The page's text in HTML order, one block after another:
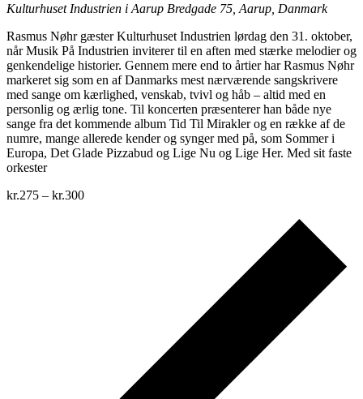
Kulturhuset Industrien i Aarup Bredgade 75, Aarup, Danmark
Rasmus Nøhr gæster Kulturhuset Industrien lørdag den 31. oktober,
når Musik På Industrien inviterer til en aften med stærke melodier og
genkendelige historier. Gennem mere end to årtier har Rasmus Nøhr
markeret sig som en af Danmarks mest nærværende sangskrivere
med sange om kærlighed, venskab, tvivl og håb – altid med en
personlig og ærlig tone. Til koncerten præsenterer han både nye
sange fra det kommende album Tid Til Mirakler og en række af de
numre, mange allerede kender og synger med på, som Sommer i
Europa, Det Glade Pizzabud og Lige Nu og Lige Her. Med sit faste
orkester
kr.275 – kr.300